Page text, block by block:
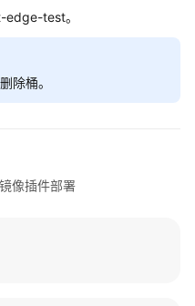
edge-test。
除桶。
像插件部署